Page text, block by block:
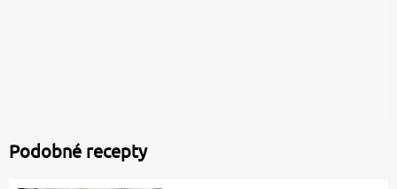
Podobné recepty